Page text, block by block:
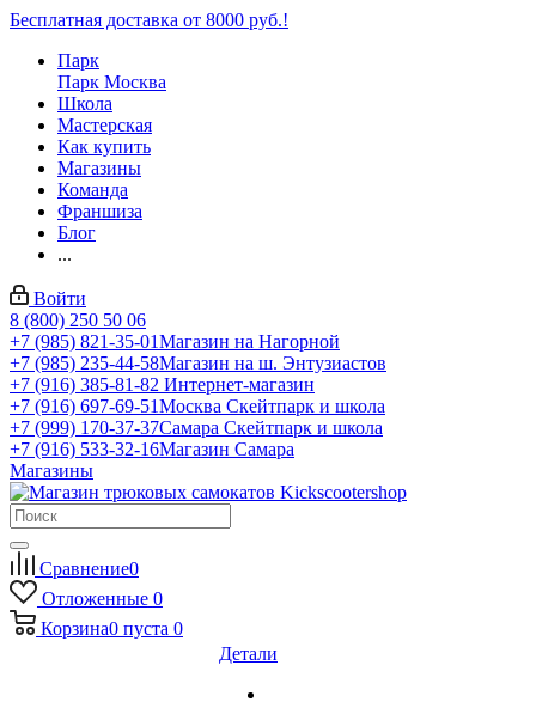
Бесплатная доставка от 8000 руб.!
Парк
Парк Москва
Школа
Мастерская
Как купить
Магазины
Команда
Франшиза
Блог
...
Войти
8 (800) 250 50 06
+7 (985) 821-35-01Магазин на Нагорной
+7 (985) 235-44-58Магазин на ш. Энтузиастов
+7 (916) 385-81-82 Интернет-магазин
+7 (916) 697-69-51Москва Скейтпарк и школа
+7 (999) 170-37-37Самара Скейтпарк и школа
+7 (916) 533-32-16Магазин Самара
Магазины
Сравнение0
Отложенные 0
Корзина0 пуста 0
Детали